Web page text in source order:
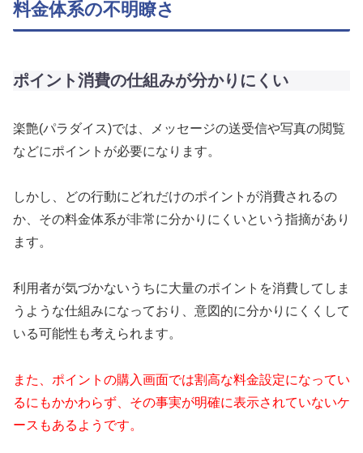
料金体系の不明瞭さ
ポイント消費の仕組みが分かりにくい
楽艶(パラダイス)では、メッセージの送受信や写真の閲覧
などにポイントが必要になります。
しかし、どの行動にどれだけのポイントが消費されるの
か、その料金体系が非常に分かりにくいという指摘があり
ます。
利用者が気づかないうちに大量のポイントを消費してしま
うような仕組みになっており、意図的に分かりにくくして
いる可能性も考えられます。
また、ポイントの購入画面では割高な料金設定になってい
るにもかかわらず、その事実が明確に表示されていないケ
ースもあるようです。